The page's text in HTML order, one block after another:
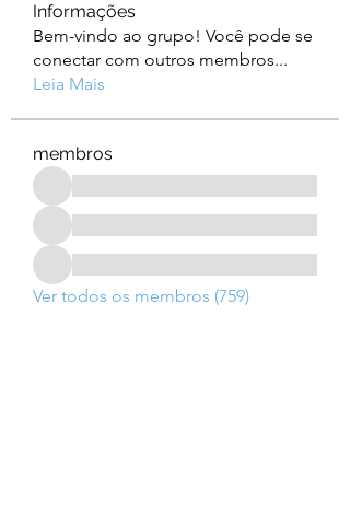
Informações
Bem-vindo ao grupo! Você pode se
conectar com outros membros...
Leia Mais
membros
Ver todos os membros (759)